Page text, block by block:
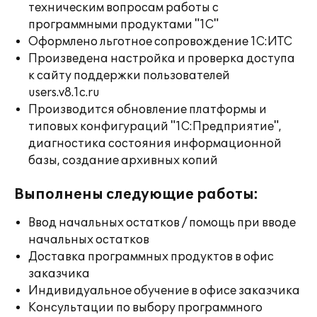
техническим вопросам работы с
программными продуктами "1С"
Оформлено льготное сопровождение 1С:ИТС
Произведена настройка и проверка доступа
к сайту поддержки пользователей
users.v8.1c.ru
Производится обновление платформы и
типовых конфигураций "1С:Предприятие",
диагностика состояния информационной
базы, создание архивных копий
Выполнены следующие работы:
Ввод начальных остатков / помощь при вводе
начальных остатков
Доставка программных продуктов в офис
заказчика
Индивидуальное обучение в офисе заказчика
Консультации по выбору программного